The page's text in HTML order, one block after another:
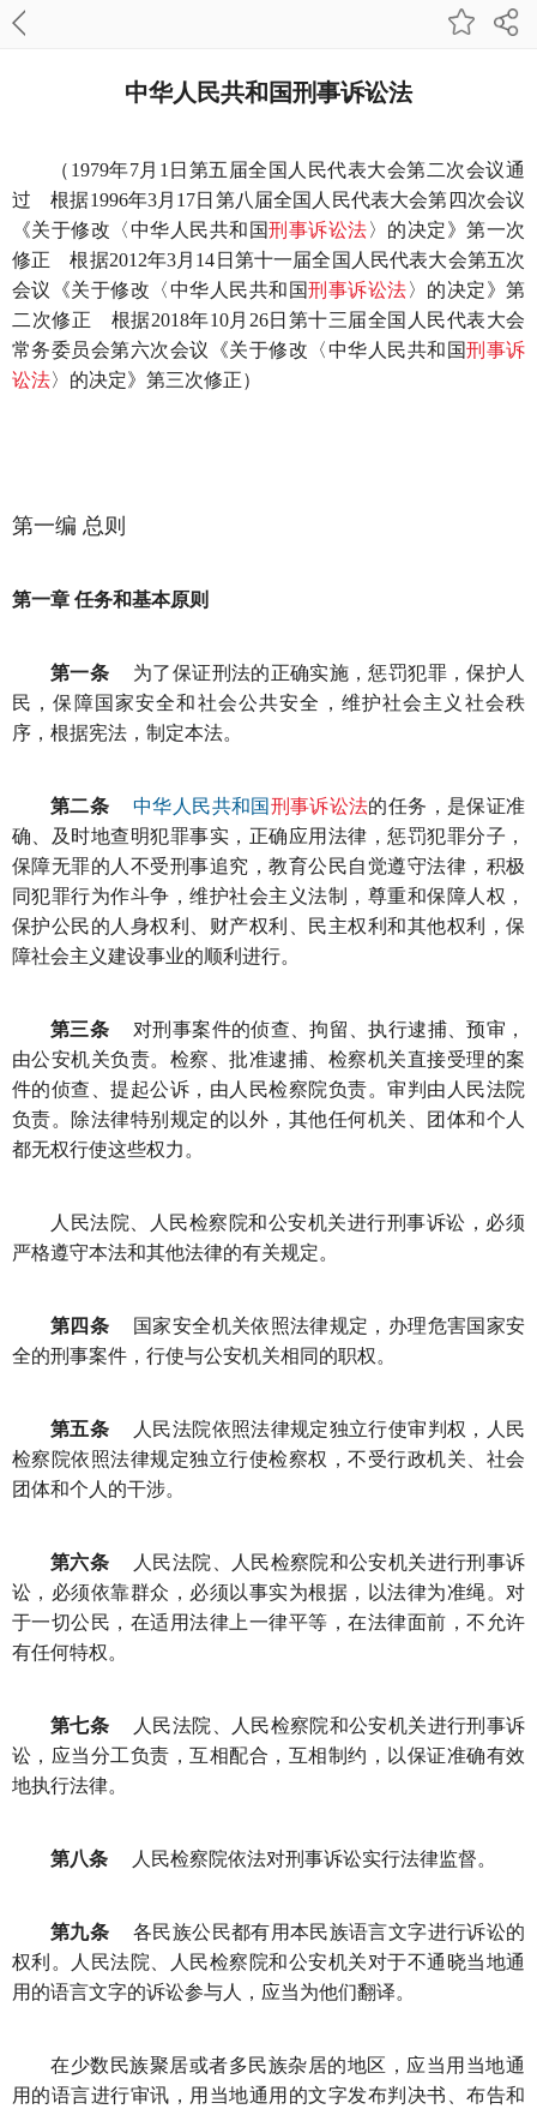
中华人民共和国刑事诉讼法
（1979年7月1日第五届全国人民代表大会第二次会议通
过 根据1996年3月17日第八届全国人民代表大会第四次会议
《关于修改〈中华人民共和国刑事诉讼法〉的决定》第一次
修正 根据2012年3月14日第十一届全国人民代表大会第五次
会议《关于修改〈中华人民共和国刑事诉讼法〉的决定》第
二次修正 根据2018年10月26日第十三届全国人民代表大会
常务委员会第六次会议《关于修改〈中华人民共和国刑事诉
讼法〉的决定》第三次修正）
第一编 总则
第一章 任务和基本原则
第一条
为了保证刑法的正确实施，惩罚犯罪，保护人
民，保障国家安全和社会公共安全，维护社会主义社会秩
序，根据宪法，制定本法。
第二条 中华人民共和国刑事诉讼法的任务，是保证准
确、及时地查明犯罪事实，正确应用法律，惩罚犯罪分子，
保障无罪的人不受刑事追究，教育公民自觉遵守法律，积极
同犯罪行为作斗争，维护社会主义法制，尊重和保障人权，
保护公民的人身权利、财产权利、民主权利和其他权利，保
障社会主义建设事业的顺利进行。
第三条
对刑事案件的侦查、拘留、执行逮捕、预审，
由公安机关负责。检察、批准逮捕、检察机关直接受理的案
件的侦查、提起公诉，由人民检察院负责。审判由人民法院
负责。除法律特别规定的以外，其他任何机关、团体和个人
都无权行使这些权力。
人民法院、人民检察院和公安机关进行刑事诉讼，必须
严格遵守本法和其他法律的有关规定。
第四条
国家安全机关依照法律规定，办理危害国家安
全的刑事案件，行使与公安机关相同的职权。
第五条
人民法院依照法律规定独立行使审判权，人民
检察院依照法律规定独立行使检察权，不受行政机关、社会
团体和个人的干涉。
第六条
人民法院、人民检察院和公安机关进行刑事诉
讼，必须依靠群众，必须以事实为根据，以法律为准绳。对
于一切公民，在适用法律上一律平等，在法律面前，不允许
有任何特权。
第七条
人民法院、人民检察院和公安机关进行刑事诉
讼，应当分工负责，互相配合，互相制约，以保证准确有效
地执行法律。
第八条 人民检察院依法对刑事诉讼实行法律监督。
第九条
各民族公民都有用本民族语言文字进行诉讼的
权利。人民法院、人民检察院和公安机关对于不通晓当地通
用的语言文字的诉讼参与人，应当为他们翻译。
在少数民族聚居或者多民族杂居的地区，应当用当地通
用的语言进行审讯，用当地通用的文字发布判决书、布告和